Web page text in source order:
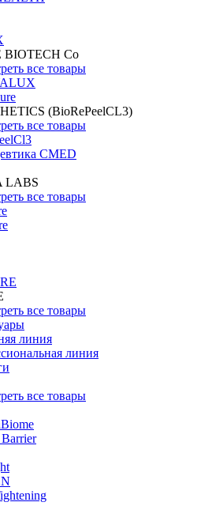
Co
все товары
(BioRePeelCL3)
все товары
CMED
LABS
все товары
все товары
линия
линия
все товары